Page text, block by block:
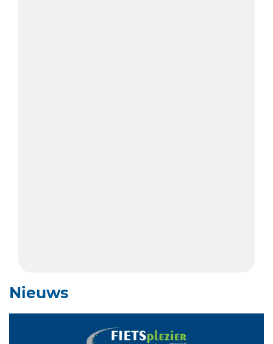
Nieuws